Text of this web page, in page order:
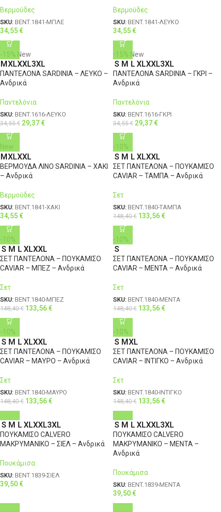
Βερμούδες
SKU: BENT.1841-ΜΠΛΕ
34,55€
Βερμούδες
SKU: BENT.1841-ΛΕΥΚΟ
34,55€
-15% New
M XLXXL3XL
ΠΑΝΤΕΛΟΝΑ SARDINIA – ΛΕΥΚΟ –
Ανδρικά
Παντελόνια
SKU: BENT.1616-ΛΕΥΚΟ
34,55€ 29,37€
-15% New
S M L XLXXL3XL
ΠΑΝΤΕΛΟΝΑ SARDINIA – ΓΚΡΙ –
Ανδρικά
Παντελόνια
SKU: BENT.1616-ΓΚΡΙ
34,55€ 29,37€
New
MXLXXL
ΒΕΡΜΟΥΔΑ ΛΙΝΟ SARDINIA – ΧΑΚΙ
– Ανδρικά
Βερμούδες
SKU: BENT.1841-ΧΑΚΙ
34,55€
-10%
S M L XLXXL
ΣΕΤ ΠΑΝΤΕΛΟΝΑ – ΠΟΥΚΑΜΙΣΟ
CAVIAR – ΤΑΜΠΑ – Ανδρικά
Σετ
SKU: BENT.1840-ΤΑΜΠΑ
148,40€ 133,56€
-10%
S M L XLXXL
ΣΕΤ ΠΑΝΤΕΛΟΝΑ – ΠΟΥΚΑΜΙΣΟ
CAVIAR – ΜΠΕΖ – Ανδρικά
Σετ
SKU: BENT.1840-ΜΠΕΖ
148,40€ 133,56€
-10%
S
ΣΕΤ ΠΑΝΤΕΛΟΝΑ – ΠΟΥΚΑΜΙΣΟ
CAVIAR – ΜΕΝΤΑ – Ανδρικά
Σετ
SKU: BENT.1840-ΜΕΝΤΑ
148,40€ 133,56€
-10%
S M L XLXXL
ΣΕΤ ΠΑΝΤΕΛΟΝΑ – ΠΟΥΚΑΜΙΣΟ
CAVIAR – ΜΑΥΡΟ – Ανδρικά
Σετ
SKU: BENT.1840-ΜΑΥΡΟ
148,40€ 133,56€
-10%
S MXL
ΣΕΤ ΠΑΝΤΕΛΟΝΑ – ΠΟΥΚΑΜΙΣΟ
CAVIAR – ΙΝΤΙΓΚΟ – Ανδρικά
Σετ
SKU: BENT.1840-ΙΝΤΙΓΚΟ
148,40€ 133,56€
S M L XLXXL3XL
ΠΟΥΚΑΜΙΣΟ CALVERO
ΜΑΚΡΥΜΑΝΙΚΟ – ΣΙΕΛ – Ανδρικά
Πουκάμισα
SKU: BENT.1839-ΣΙΕΛ
39,50€
S M L XLXXL3XL
ΠΟΥΚΑΜΙΣΟ CALVERO
ΜΑΚΡΥΜΑΝΙΚΟ – ΜΕΝΤΑ –
Ανδρικά
Πουκάμισα
SKU: BENT.1839-ΜΕΝΤΑ
39,50€